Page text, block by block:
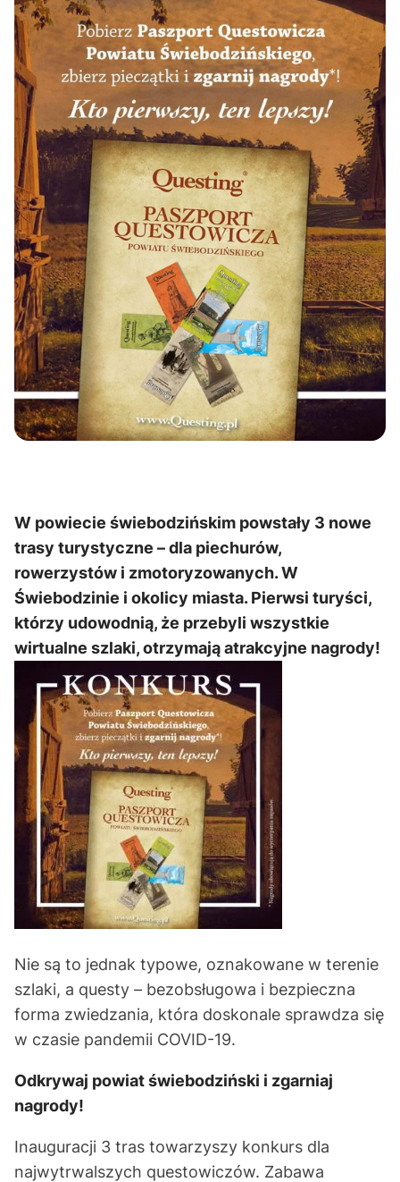
W powiecie świebodzińskim powstały 3 nowe
trasy turystyczne – dla piechurów,
rowerzystów i zmotoryzowanych. W
Świebodzinie i okolicy miasta. Pierwsi turyści,
którzy udowodnią, że przebyli wszystkie
wirtualne szlaki, otrzymają atrakcyjne nagrody!
Nie są to jednak typowe, oznakowane w terenie
szlaki, a questy – bezobsługowa i bezpieczna
forma zwiedzania, która doskonale sprawdza się
w czasie pandemii COVID-19.
Odkrywaj powiat świebodziński i zgarniaj
nagrody!
Inauguracji 3 tras towarzyszy konkurs dla
najwytrwalszych questowiczów. Zabawa